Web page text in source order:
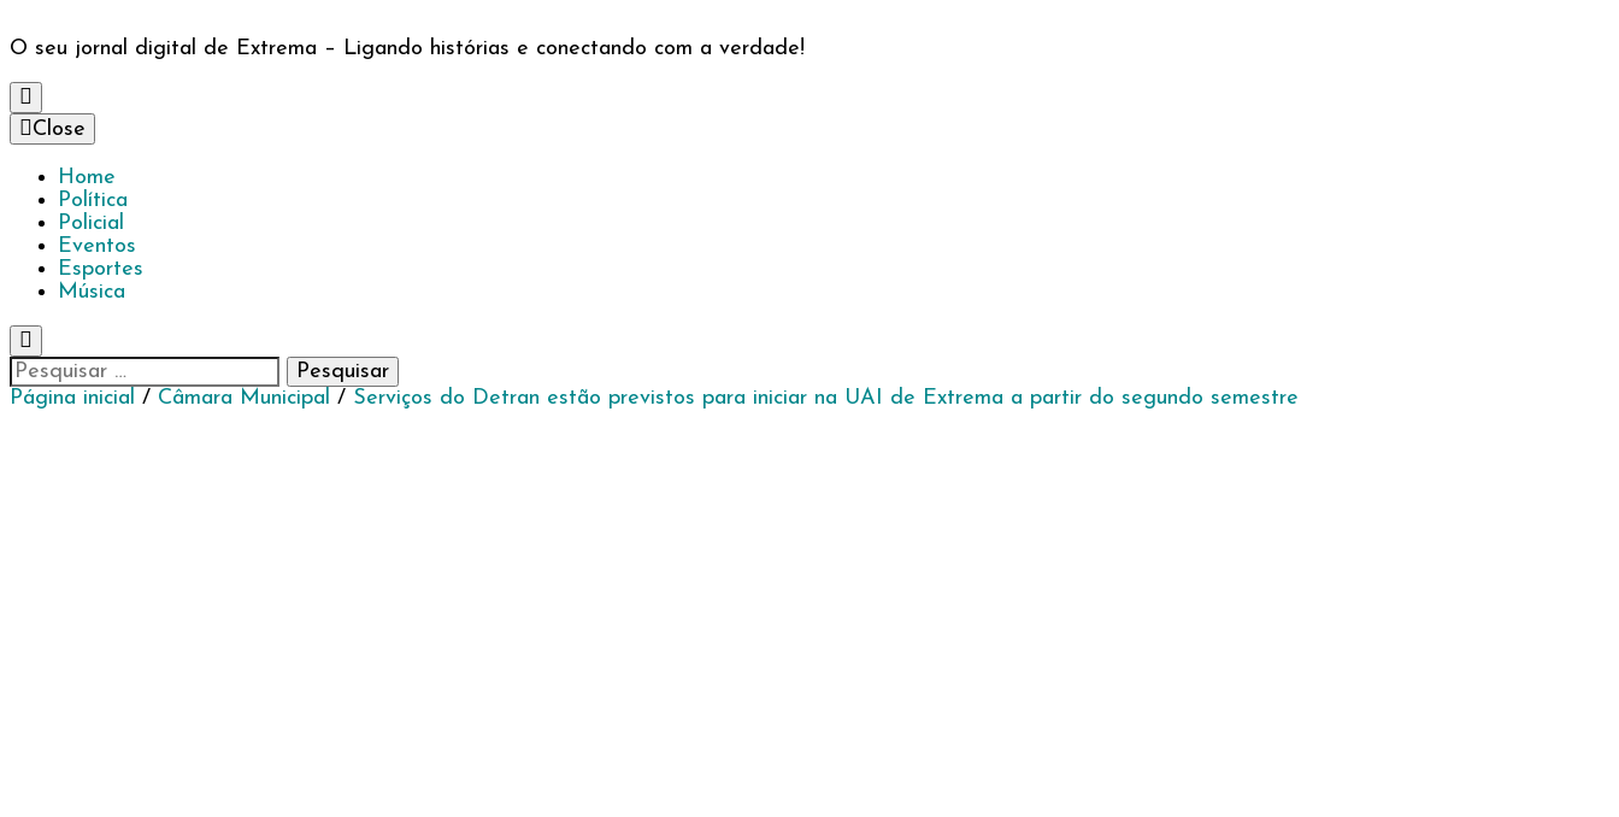
O seu jornal digital de Extrema – Ligando histórias e conectando com a verdade!
Close
Home
Política
Policial
Eventos
Esportes
Música
Pesquisar
por:
Página inicial / Câmara Municipal / Serviços do Detran estão previstos para iniciar na UAI de Extrema a partir do segundo semestre